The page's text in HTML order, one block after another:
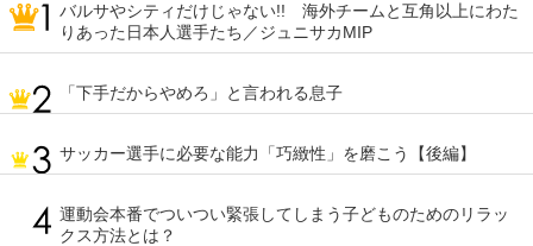
バルサやシティだけじゃない!! 海外チームと互角以上にわた
りあった日本人選手たち／ジュニサカMIP
「下手だからやめろ」と言われる息子
サッカー選手に必要な能力「巧緻性」を磨こう【後編】
運動会本番でついつい緊張してしまう子どものためのリラッ
クス方法とは？